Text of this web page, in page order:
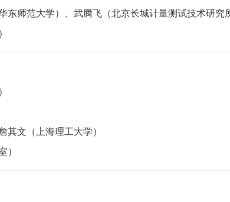
东师范大学）、武腾飞（北京长城计量测试技术研究
文（上海理工大学）